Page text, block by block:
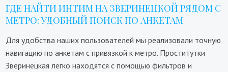
ГДЕ НАЙТИ ИНТИМ НА ЗВЕРИНЕЦКОЙ РЯДОМ С
МЕТРО: УДОБНЫЙ ПОИСК ПО АНКЕТАМ
Для удобства наших пользователей мы реализовали точную
навигацию по анкетам с привязкой к метро. Проститутки
Зверинецкая легко находятся с помощью фильтров и